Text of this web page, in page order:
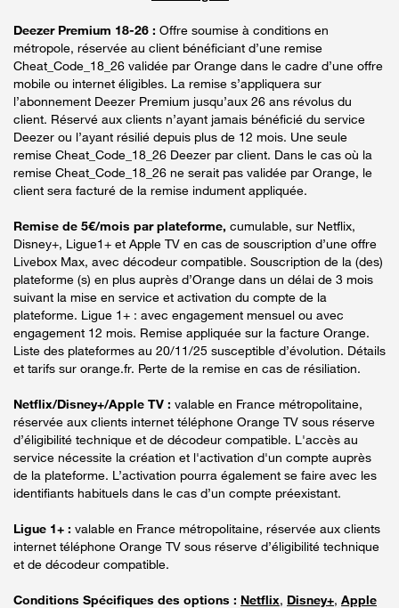
Deezer Premium 18-26 : Offre soumise à conditions en
métropole, réservée au client bénéficiant d’une remise
Cheat_Code_18_26 validée par Orange dans le cadre d’une offre
mobile ou internet éligibles. La remise s’appliquera sur
l’abonnement Deezer Premium jusqu’aux 26 ans révolus du
client. Réservé aux clients n’ayant jamais bénéficié du service
Deezer ou l’ayant résilié depuis plus de 12 mois. Une seule
remise Cheat_Code_18_26 Deezer par client. Dans le cas où la
remise Cheat_Code_18_26 ne serait pas validée par Orange, le
client sera facturé de la remise indument appliquée.
Remise de 5€/mois par plateforme, cumulable, sur Netflix,
Disney+, Ligue1+ et Apple TV en cas de souscription d’une offre
Livebox Max, avec décodeur compatible. Souscription de la (des)
plateforme (s) en plus auprès d’Orange dans un délai de 3 mois
suivant la mise en service et activation du compte de la
plateforme. Ligue 1+ : avec engagement mensuel ou avec
engagement 12 mois. Remise appliquée sur la facture Orange.
Liste des plateformes au 20/11/25 susceptible d’évolution. Détails
et tarifs sur orange.fr. Perte de la remise en cas de résiliation.
Netflix/Disney+/Apple TV : valable en France métropolitaine,
réservée aux clients internet téléphone Orange TV sous réserve
d’éligibilité technique et de décodeur compatible. L'accès au
service nécessite la création et l'activation d'un compte auprès
de la plateforme. L’activation pourra également se faire avec les
identifiants habituels dans le cas d’un compte préexistant.
Ligue 1+ : valable en France métropolitaine, réservée aux clients
internet téléphone Orange TV sous réserve d’éligibilité technique
et de décodeur compatible.
Conditions Spécifiques des options : Netflix, Disney+, Apple